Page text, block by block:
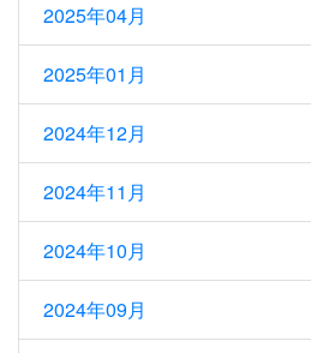
2025年04月
2025年01月
2024年12月
2024年11月
2024年10月
2024年09月